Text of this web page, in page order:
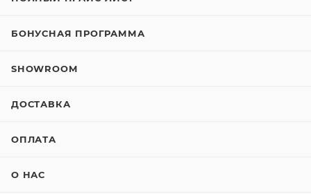
БОНУСНАЯ ПРОГРАММА
SHOWROOM
ДОСТАВКА
ОПЛАТА
О НАС